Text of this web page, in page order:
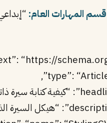
قسم المهارات العام: